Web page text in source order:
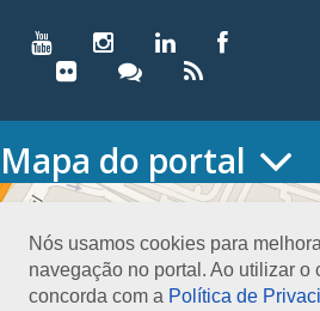
Nós usamos cookies para
navegação no portal. Ao utilizar o
concorda com a Política de
Mapa do portal
HOME
Conselho Diretor
Nossa Sede
Planejamento